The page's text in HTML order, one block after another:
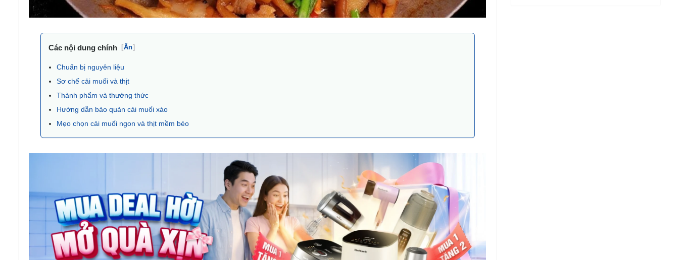
Các nội dung chính [Ẩn]
Chuẩn bị nguyên liệu
Sơ chế cải muối và thịt
Thành phẩm và thưởng thức
Hướng dẫn bảo quản cải muối xào
Mẹo chọn cải muối ngon và thịt mềm béo